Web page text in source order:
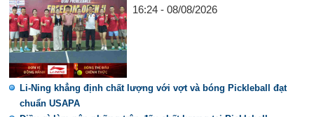
16:24 - 08/08/2026
Li-Ning khẳng định chất lượng với vợt và bóng Pickleball đạt
chuẩn USAPA